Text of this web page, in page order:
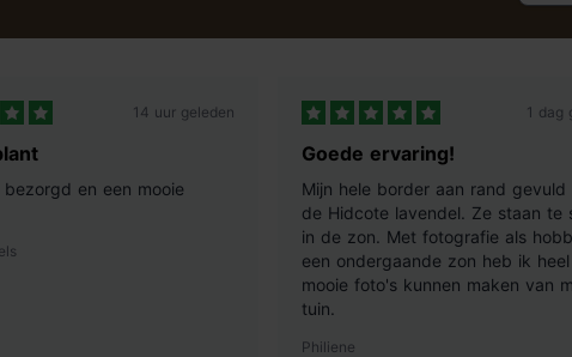
14 uur geleden
bezorgd en een mooie
1 dag
Goede ervaring!
Mijn hele border aan rand gevuld
de Hidcote lavendel. Ze staan te
in de zon. Met fotografie als
een ondergaande zon heb ik
mooie foto's kunnen maken van
tuin.
Philiene